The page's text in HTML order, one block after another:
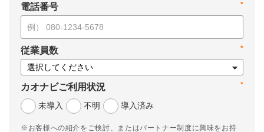
*
電話番号
*
従業員数
*
カオナビご利用状況
未導入
不明 導入済み
※お客様への紹介をご検討、またはパートナー制度に興味をお持